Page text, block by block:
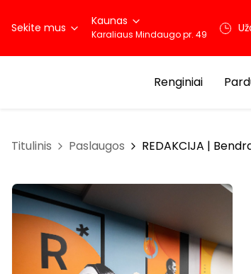
Sekite mus Kaunas
Karaliaus Mindaugo pr. 49
Renginiai
Titulinis Paslaugos REDAKCIJA |